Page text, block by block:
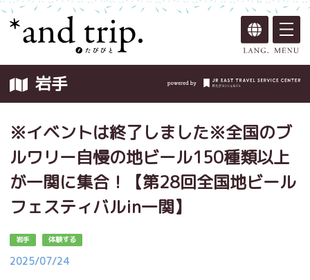
岩手
※イベントは終了しました※全国のブ
ルワリー自慢の地ビール150種類以上
が一関に集合！【第28回全国地ビール
フェスティバルin一関】
岩手 体験する
2025/07/24